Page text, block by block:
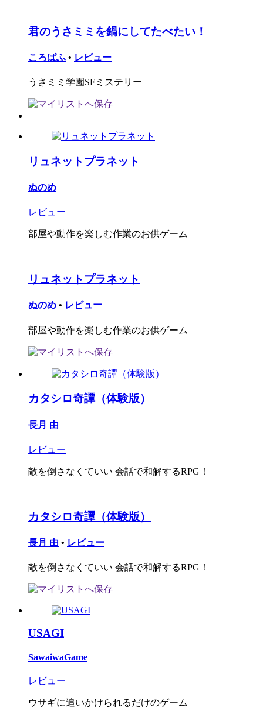
君のうさミミを鍋にしてたべたい！
ころぱふ • レビュー
うさミミ学園SFミステリー
リュネットプラネット
ぬのめ
レビュー
部屋や動作を楽しむ作業のお供ゲーム
リュネットプラネット
ぬのめ • レビュー
部屋や動作を楽しむ作業のお供ゲーム
カタシロ奇譚（体験版）
長月 由
レビュー
敵を倒さなくていい 会話で和解するRPG！
カタシロ奇譚（体験版）
長月 由 • レビュー
敵を倒さなくていい 会話で和解するRPG！
USAGI
SawaiwaGame
レビュー
ウサギに追いかけられるだけのゲーム